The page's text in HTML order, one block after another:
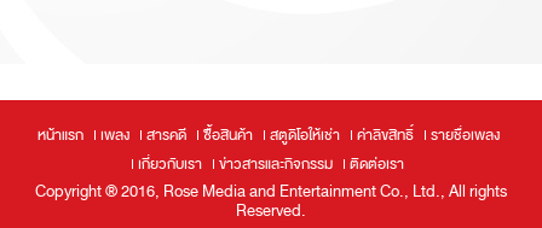
หน้าแรก เพลง สารคดี ซื้อสินค้า สตูดิโอให้เช่า ค่าลิขสิทธิ์
รายชื่อเพลง
เกี่ยวกับเรา
ข่าวสารและกิจกรรม ติดต่อเรา
Copyright ® 2016, Rose Media and Entertainment Co., Ltd., All rights
Reserved.